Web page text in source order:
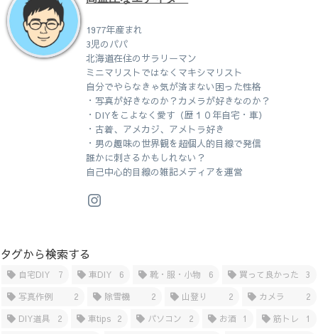
1977年産まれ
3児のパパ
北海道在住のサラリーマン
ミニマリストではなくマキシマリスト
自分でやらなきゃ気が済まない困った性格
・写真が好きなのか？カメラが好きなのか？
・DIYをこよなく愛す（歴１０年自宅・車）
・古着、アメカジ、アメトラ好き
・男の趣味の世界観を超個人的目線で発信
誰かに刺さるかもしれない？
自己中心的目線の雑記メディアを運営
タグから検索する
自宅DIY 7 車DIY 6 靴・服・小物 6 買って良かった
3
写真作例
2 除雪機 2 山登り 2 カメラ
2
DIY道具
2 車tips 2 パソコン 2 お酒 1 筋トレ
1